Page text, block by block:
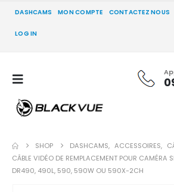
DASHCAMS MON COMPTE CONTACTEZ NOUS
LOG IN
SHOP DASHCAMS, ACCESSOIRES,
CÂBLE VIDÉO DE REMPLACEMENT POUR CAMÉRA
DR490, 490L, 590, 590W OU 590X-2CH